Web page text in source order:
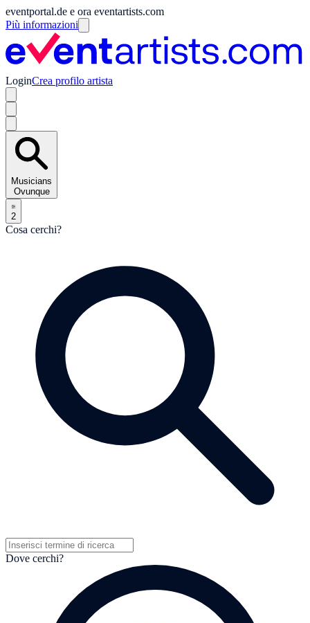
eventportal.de e ora eventartists.com
Più informazioni
LoginCrea profilo artista
Musicians
Ovunque
2
Cosa cerchi?
Dove cerchi?